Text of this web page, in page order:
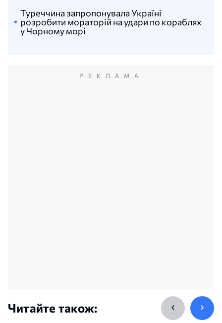
Туреччина запропонувала Україні
розробити мораторій на удари по кораблях
у Чорному морі
РЕКЛАМА
Читайте також: